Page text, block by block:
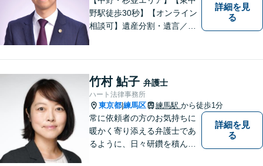
野駅徒歩30秒】【オンライン
相談可】遺産分割・遺言／不
依頼者様の目線に立ち早期問
題解決に取り組みます。お気
軽にご相談ください【完全個
室】
詳細を見
る
竹村 鮎子 弁護士
ハート法律事務所
東京都 練馬区 練馬駅 から徒歩1分
常に依頼者の方のお気持ちに
暖かく寄り添える弁護士であ
るように、日々研鑽を積んで
詳細を見
る